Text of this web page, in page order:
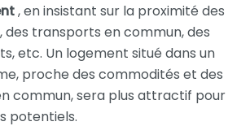
, en insistant sur la proximité des
transports en commun, des
etc. Un logement situé dans un
proche des commodités et des
commun, sera plus attractif pour
potentiels.